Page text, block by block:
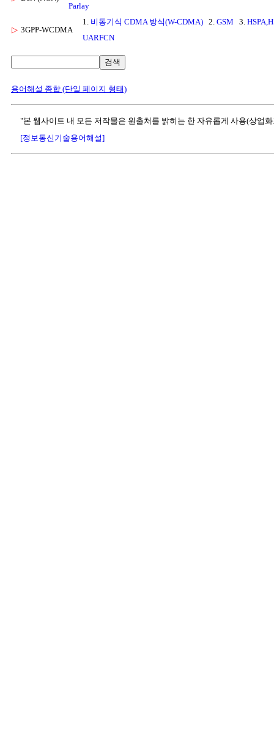
Parlay
▷ 3GPP-WCDMA
1. 비동기식 CDMA 방식(W-CDMA) 2. GSM 3.
UARFCN
검색
용어해설 종합 (단일 페이지 형태)
"본 웹사이트 내 모든 저작물은 원출처를 밝히는 한 자유롭게 사용(상업
[정보통신기술용어해설]